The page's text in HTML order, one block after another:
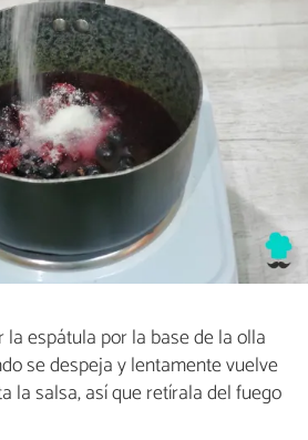
la espátula por la base de la olla
se despeja y lentamente vuelve
la salsa, así que retírala del fuego